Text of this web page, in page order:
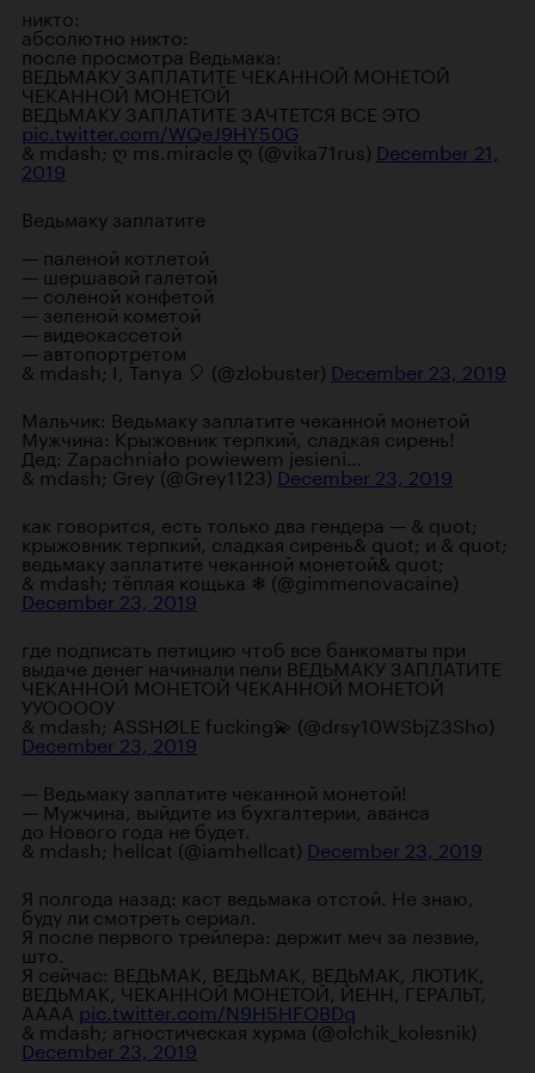
никто:
абсолютно никто:
после просмотра Ведьмака:
ВЕДЬМАКУ ЗАПЛАТИТЕ ЧЕКАННОЙ МОНЕТОЙ
ЧЕКАННОЙ МОНЕТОЙ
ВЕДЬМАКУ ЗАПЛАТИТЕ ЗАЧТЕТСЯ ВСЕ ЭТО
pic.twitter.com/WQeJ9HY50G
& mdash; ღ ms.miracle ღ (@vika71rus) December 21,
2019
Ведьмаку заплатите
— паленой котлетой
— шершавой галетой
— соленой конфетой
— зеленой кометой
— видеокассетой
— автопортретом
& mdash; I, Tanya 🎈 (@zlobuster) December 23, 2019
Мальчик: Ведьмаку заплатите чеканной монетой
Мужчина: Крыжовник терпкий, сладкая сирень!
Дед: Zapachniało powiewem jesieni…
& mdash; Grey (@Grey1123)December 23, 2019
как говорится, есть только два гендера — & quot;
крыжовник терпкий, сладкая сирень& quot; и & quot;
ведьмаку заплатите чеканной монетой& quot;
& mdash; тёплая кощька ❄ (@gimmenovacaine)
December 23, 2019
где подписать петицию чтоб все банкоматы при
выдаче денег начинали пели ВЕДЬМАКУ ЗАПЛАТИТЕ
ЧЕКАННОЙ МОНЕТОЙ ЧЕКАННОЙ МОНЕТОЙ
УУООООУ
& mdash; ASSHØLE fucking💫 (@drsy10WSbjZ3Sho)
December 23, 2019
— Ведьмаку заплатите чеканной монетой!
— Мужчина, выйдите из бухгалтерии, аванса
до Нового года не будет.
& mdash; hellcat (@iamhellcat) December 23, 2019
Я полгода назад: каст ведьмака отстой. Не знаю,
буду ли смотреть сериал.
Я после первого трейлера: держит меч за лезвие,
што.
Я сейчас: ВЕДЬМАК, ВЕДЬМАК, ВЕДЬМАК, ЛЮТИК,
ВЕДЬМАК, ЧЕКАННОЙ МОНЕТОЙ, ЙЕНН, ГЕРАЛЬТ,
ААААpic.twitter.com/N9H5HFOBDq
& mdash; агностическая хурма (@olchik_kolesnik)
December 23, 2019